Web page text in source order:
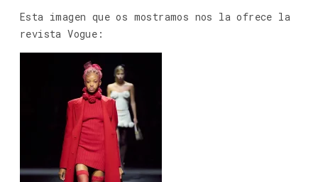
Esta imagen que os mostramos nos la ofrece la
revista Vogue: